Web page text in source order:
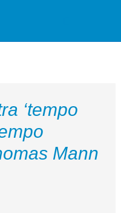
‘tempo
Mann